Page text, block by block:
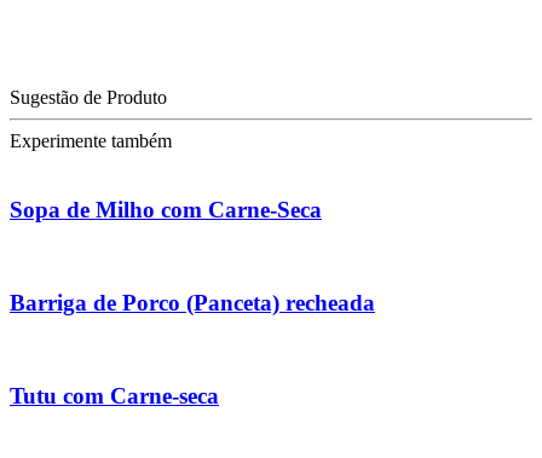
Sugestão de Produto
Experimente também
Sopa de Milho com Carne-Seca
Barriga de Porco (Panceta) recheada
Tutu com Carne-seca